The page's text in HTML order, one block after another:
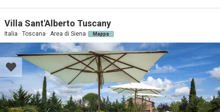
Villa Sant'Alberto Tuscany
Italia · Toscana · Area di Siena Mappa